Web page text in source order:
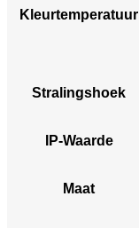
Kleurtemperatuur
Stralingshoek
IP-Waarde
Maat